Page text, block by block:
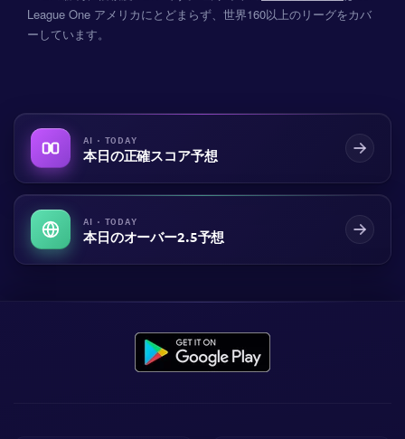
League One アメリカにとどまらず、世界160以上のリーグをカバ
ーしています。
AI · TODAY
本日の正確スコア予想
AI · TODAY
本日のオーバー2.5予想